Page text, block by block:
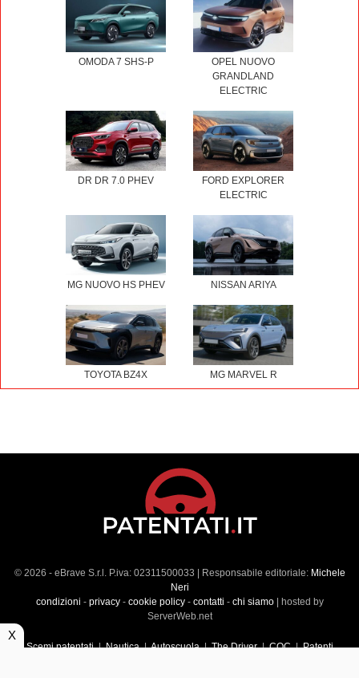
OMODA 7 SHS-P
OPEL NUOVO
GRANDLAND
ELECTRIC
DR DR 7.0 PHEV
FORD EXPLORER
ELECTRIC
MG NUOVO HS PHEV NISSAN ARIYA
TOYOTA BZ4X MG MARVEL R
© 2026 - eBrave S.r.l. P.iva: 02311500033 | Responsabile editoriale: Michele
Neri
condizioni - privacy- cookie policy- contatti - chi siamo| hosted by
ServerWeb.net
Scemi patentati|Nautica|Autoscuola|The Driver|CQC|Patenti
X